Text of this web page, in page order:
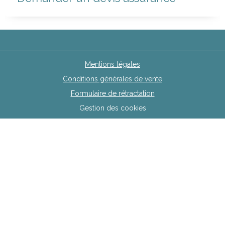
Mentions légales
Conditions générales de vente
Formulaire de rétractation
Gestion des cookies